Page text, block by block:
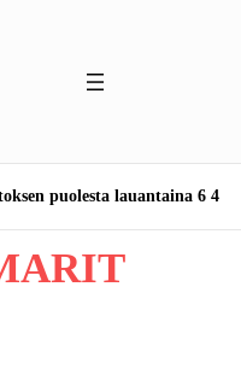
puolesta lauantaina 6 4